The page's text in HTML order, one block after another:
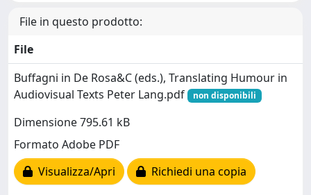
File in questo prodotto:
File
Buffagni in De Rosa&C (eds.), Translating Humour in
Audiovisual Texts Peter Lang.pdf
non disponibili
Dimensione 795.61 kB
Formato Adobe PDF
Visualizza/Apri
Richiedi una copia